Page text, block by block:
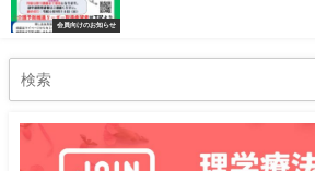
会員向けのお知らせ